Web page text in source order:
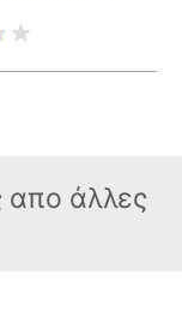
απο άλλες